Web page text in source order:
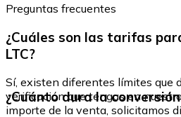
Preguntas frecuentes
¿Cuáles son las tarifas
LTC?
Sí, existen diferentes límites que
verificación que tengas en
importe de la venta, solicitamos
¿Cuánto dura la conversión